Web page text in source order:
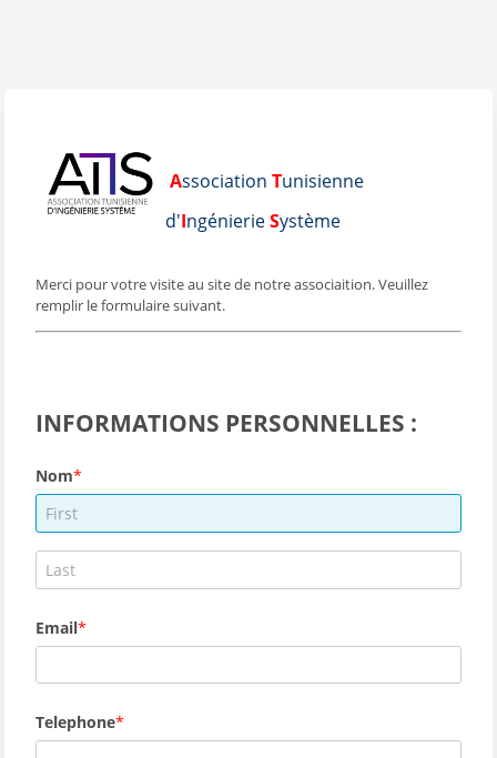
Association Tunisienne
d'IngénierieSystème
Merci pour votre visite au site de notre associaition. Veuillez
remplir le formulaire suivant.
INFORMATIONS PERSONNELLES :
Nom
Email
Telephone